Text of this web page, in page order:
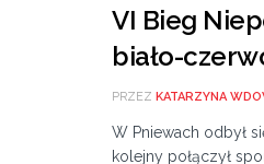
VI Bieg
biało-
PRZEZ KATARZYNA
W Pniewach odbył
kolejny połączył